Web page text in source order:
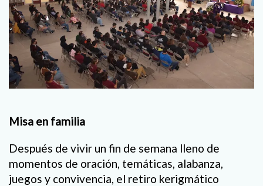
Misa en familia
Después de vivir un fin de semana lleno de
momentos de oración, temáticas, alabanza,
juegos y convivencia, el retiro kerigmático